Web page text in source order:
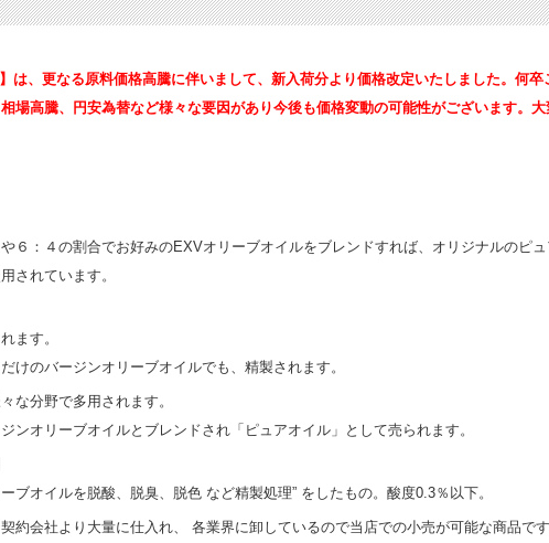
は、更なる原料価格高騰に伴いまして、新入荷分より価格改定いたしました。何卒
場高騰、円安為替など様々な要因があり今後も価格変動の可能性がございます。
６：４の割合でお好みのEXVオリーブオイルをブレンドすれば、オリジナルのピュ
されています。
ます。
けのバージンオリーブオイルでも、精製されます。
な分野で多用されます。
ンオリーブオイルとブレンドされ「ピュアオイル」として売られます。
ブオイルを脱酸、脱臭、脱色 など精製処理” をしたもの。酸度0.3％以下。
約会社より大量に仕入れ、 各業界に卸しているので当店での小売が可能な商品です